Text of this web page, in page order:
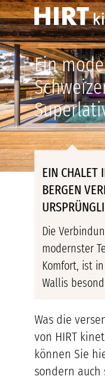
Zum
Hauptinhalt
springen
Ein
EIN CHALET
BERGEN
Die
modernster
Komfort, ist
Wallis
Was die
von HIRT
können Sie
sondern auch